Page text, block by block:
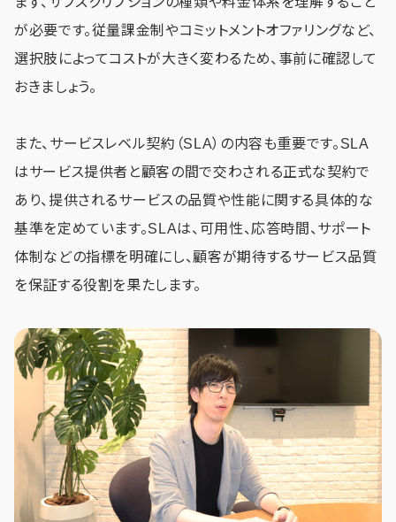
が必要です。従量課金制やコミットメントオファリングなど、
選択肢によってコストが大きく変わるため、事前に確認して
おきましょう。
また、サービスレベル契約（SLA）の内容も重要です。SLA
はサービス提供者と顧客の間で交わされる正式な契約で
あり、提供されるサービスの品質や性能に関する具体的な
基準を定めています。SLAは、可用性、応答時間、サポート
体制などの指標を明確にし、顧客が期待するサービス品質
を保証する役割を果たします。